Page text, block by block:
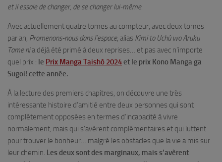
et il essaie de changer, de se changer lui-même.
Avec actuellement quatre tomes au compteur, avec deux tomes
par an, Promenons-nous dans l’espace, alias Kimi to Uchû wo Aruku
Tame nia déjà été primé à deux reprises… et pas avec n’importe
quel prix : le Prix Manga Taishô 2024et le prix Kono Manga ga
Sugoi! cette année.
À la lecture des premiers chapitres, on découvre une très
intéressante histoire d’amitié entre deux personnes qui sont
complètement opposées en termes d’incapacité à vivre
normalement, mais qui s’avèrent complémentaires et qui luttent
pour trouver le bonheur… malgré les obstacles que la vie a mis sur
leur chemin. Les deux sont des marginaux, mais s’avèrent